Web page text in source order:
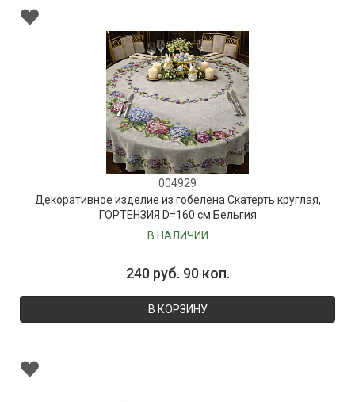
004929
Декоративное изделие из гобелена Скатерть круглая,
ГОРТЕНЗИЯ D=160 см Бельгия
В НАЛИЧИИ
240 руб. 90 коп.
В КОРЗИНУ